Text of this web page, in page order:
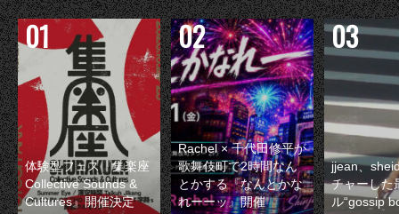
体験型フェス『集楽座
Collective Sounds &
Cultures』開催決定
Rachel × 千代田修平が
歌舞伎町で2時間なん
とかする『なんとかな
れーーッ』開催
jjean、
チャーした
ル“gossip